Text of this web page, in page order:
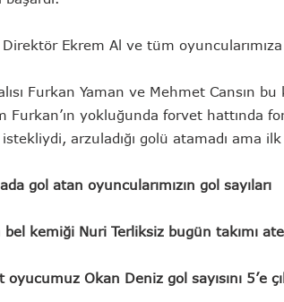
Direktör Ekrem Al ve tüm
Furkan Yaman ve Mehmet Cansın
Furkan’ın yokluğunda forvet
arzuladığı golü atamadı ama
gol atan oyuncularımızın gol sayıları
bel kemiği Nuri Terliksiz bugün takımı
oyucumuz Okan Deniz gol sayısını 5’e